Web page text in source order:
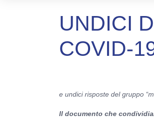
UNDICI
COVID-
e undici risposte del gruppo
Il documento che